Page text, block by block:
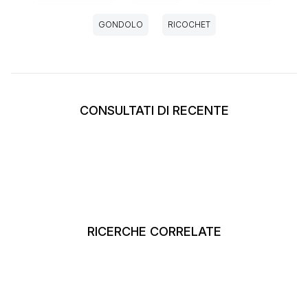
GONDOLO RICOCHET
CONSULTATI DI RECENTE
RICERCHE CORRELATE